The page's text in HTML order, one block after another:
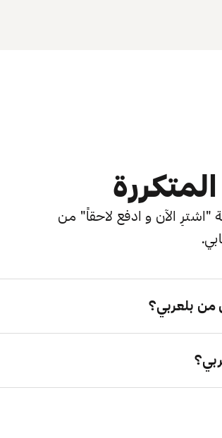
"اشترِ الآن و ادفع لاحقاً" من
بلعربي؟